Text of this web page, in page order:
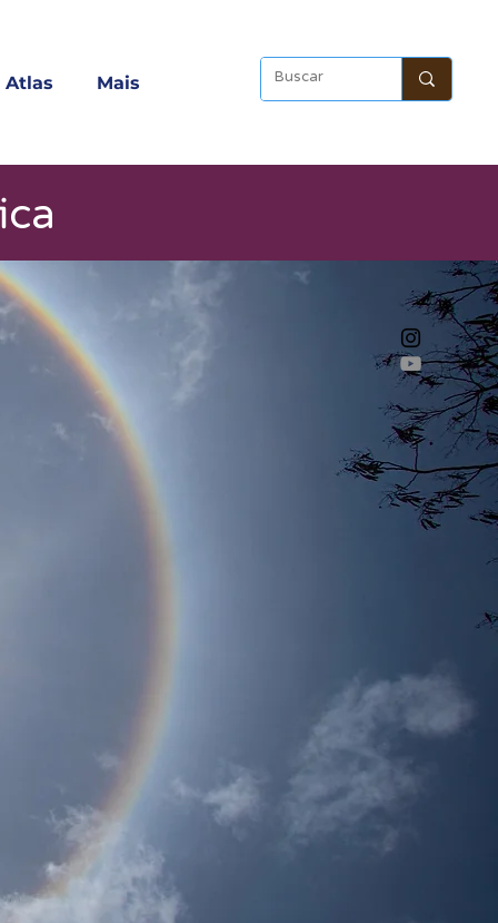
Atlas Mais